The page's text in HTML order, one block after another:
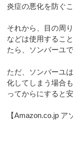
炎症の悪化を防ぐ
それから、目の周
などは使用するこ
たら、ソンバーユ
ただ、ソンバーユ
化してしまう場合
ってからにすると安
【Amazon.co.jp ア